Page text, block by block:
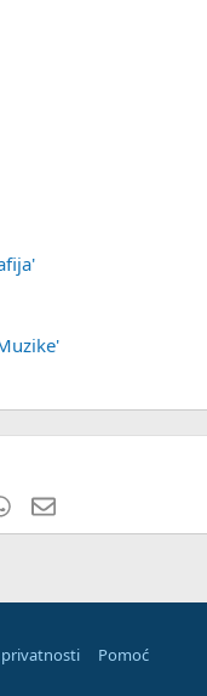
WhatsApp
E-pošta
Pomoć